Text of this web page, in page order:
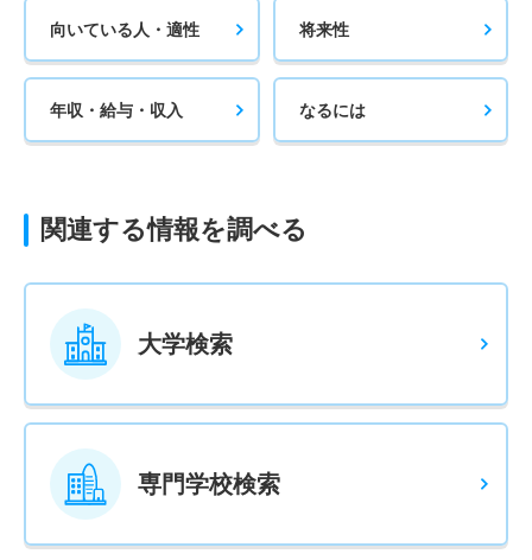
向いている人・適性 将来性
年収・給与・収入 なるには
関連する情報を調べる
大学検索
専門学校検索